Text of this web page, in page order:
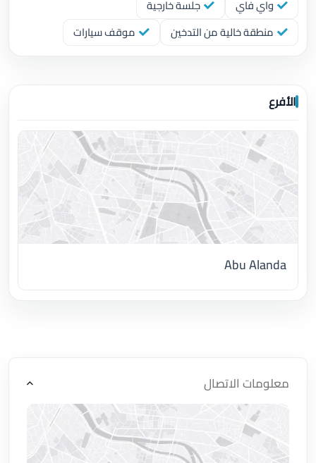
واي فاي
جلسة خارجية
منطقة خالية من التدخين
موقف سيارات
الأفرع
Abu Alanda
معلومات الاتصال